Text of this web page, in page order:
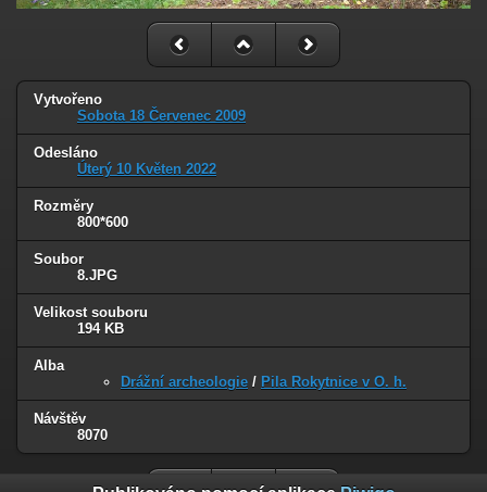
Vytvořeno
Sobota 18 Červenec 2009
Odesláno
Úterý 10 Květen 2022
Rozměry
800*600
Soubor
8.JPG
Velikost souboru
194 KB
Alba
Drážní archeologie / Pila Rokytnice v O. h.
Návštěv
8070